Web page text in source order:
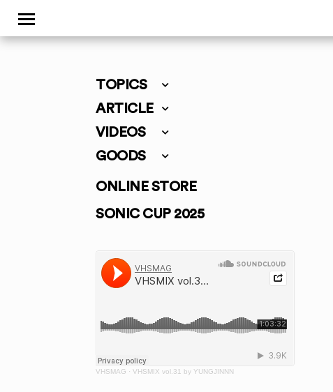
TOPICS
ARTICLE
VIDEOS
GOODS
ONLINE STORE
SONIC CUP 2025
VHSMAG · VHSMIX vol.31 by YUNGJINNN